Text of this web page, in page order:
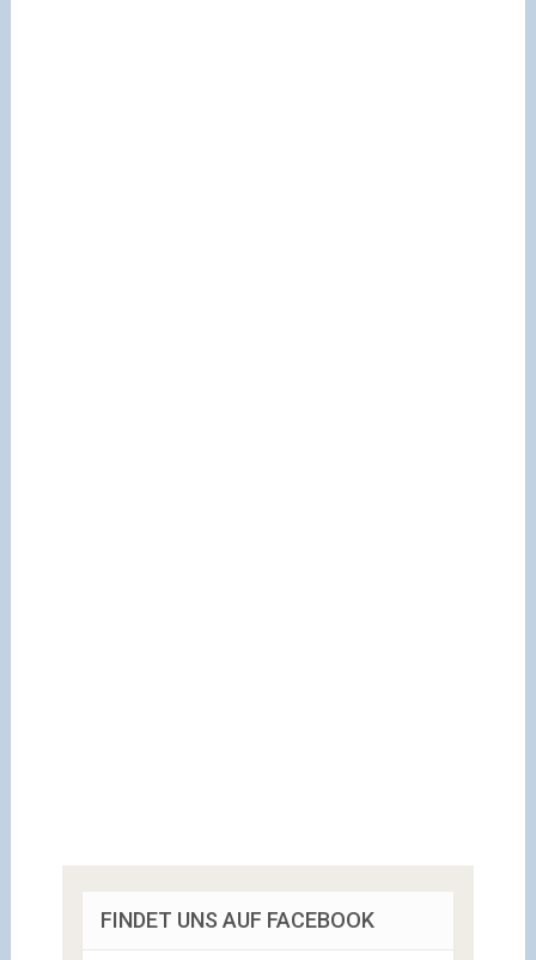
FINDET UNS AUF FACEBOOK